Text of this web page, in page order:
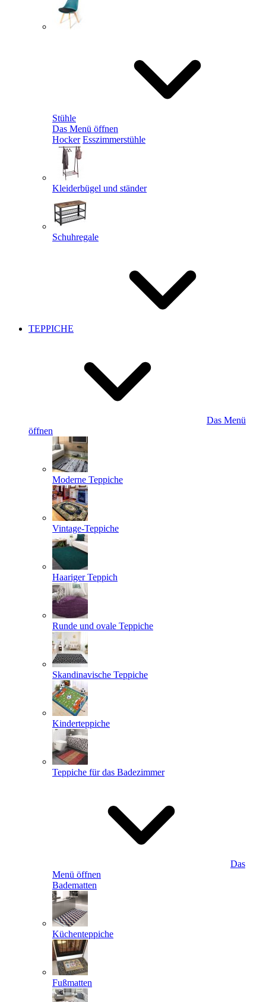
Stühle
Das Menü öffnen
Hocker Esszimmerstühle
Kleiderbügel und ständer
Schuhregale
TEPPICHE
Das Menü
öffnen
Moderne Teppiche
Vintage-Teppiche
Haariger Teppich
Runde und ovale Teppiche
Skandinavische Teppiche
Kinderteppiche
Teppiche für das Badezimmer
Das
Menü öffnen
Badematten
Küchenteppiche
Fußmatten